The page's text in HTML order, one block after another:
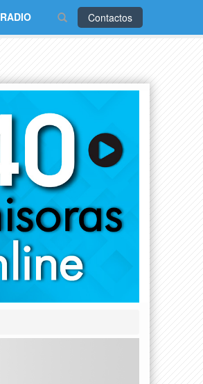
Contactos
RADIO